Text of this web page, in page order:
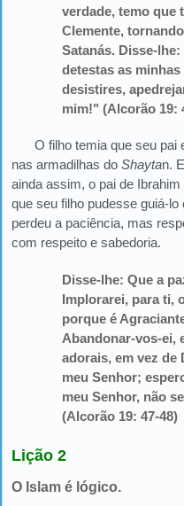
verdade, temo que
Clemente,
Satanás. Disse-
detestas as
desistires,
mim!" (Alcorão 19:
O filho temia que seu
nas armadilhas do Shaytan.
ainda assim, o pai de
que seu filho pudesse guiá-
perdeu a paciência, mas
com respeito e sabedoria.
Disse-lhe: Que a
Implorarei, para ti,
porque é
Abandonar-vos-ei,
adorais, em vez de
meu Senhor;
meu Senhor, não
(Alcorão 19: 47-48)
Lição 2
O Islam é lógico.